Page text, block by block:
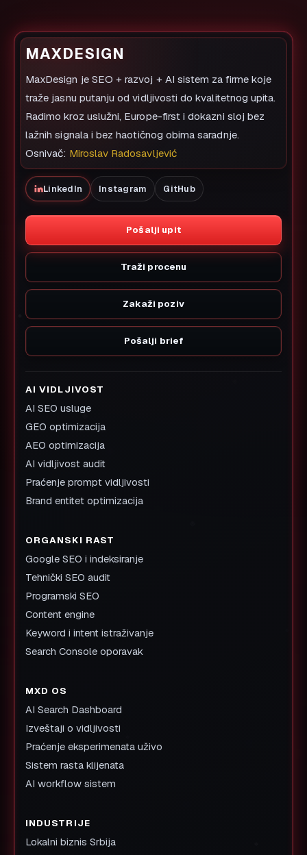
MAXDESIGN
MaxDesign je SEO + razvoj + AI sistem za firme koje
traže jasnu putanju od vidljivosti do kvalitetnog upita.
Radimo kroz uslužni, Europe-first i dokazni sloj bez
lažnih signala i bez haotičnog obima saradnje.
Osnivač: Miroslav Radosavljević
LinkedIn Instagram GitHub
Pošalji upit
Traži procenu
Zakaži poziv
Pošalji brief
AI VIDLJIVOST
AI SEO usluge
GEO optimizacija
AEO optimizacija
AI vidljivost audit
Praćenje prompt vidljivosti
Brand entitet optimizacija
ORGANSKI RAST
Google SEO i indeksiranje
Tehnički SEO audit
Programski SEO
Content engine
Keyword i intent istraživanje
Search Console oporavak
MXD OS
AI Search Dashboard
Izveštaji o vidljivosti
Praćenje eksperimenata uživo
Sistem rasta klijenata
AI workflow sistem
INDUSTRIJE
Lokalni biznis Srbija